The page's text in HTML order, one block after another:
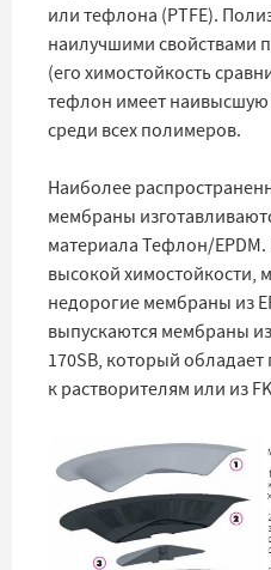
или тефлона (PTFE).
наилучшими свойствами
(его химостойкость
тефлон имеет наивысшую
среди всех полимеров.
Наиболее
мембраны
материала Тефлон/EPDM.
высокой химостойкости,
недорогие мембраны из
выпускаются мембраны
170SB, который
к растворителям или из